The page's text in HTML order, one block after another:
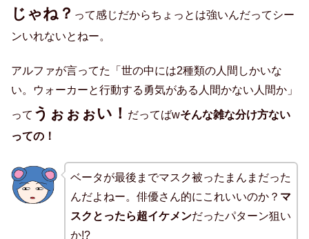
じゃね？ って感じだからちょっとは強いんだってシー
ンいれないとねー。
アルファが言ってた「世の中には2種類の人間しかいな
い。ウォーカーと行動する勇気がある人間かない人間か」
って うぉぉぉい！ だってばwそんな雑な分け方ない
っての！
ベータが最後までマスク被ったまんまだった
んだよねー。俳優さん的にこれいいのか？ マ
スクとったら超イケメンだったパターン狙い
か!?